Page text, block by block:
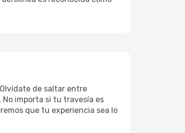
de saltar entre
importa si tu travesía es
que tu experiencia sea lo